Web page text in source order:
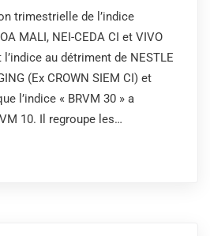
trimestrielle de l’indice
MALI, NEI-CEDA CI et VIVO
l’indice au détriment de NESTLE
(Ex CROWN SIEM CI) et
l’indice « BRVM 30 » a
10. Il regroupe les…